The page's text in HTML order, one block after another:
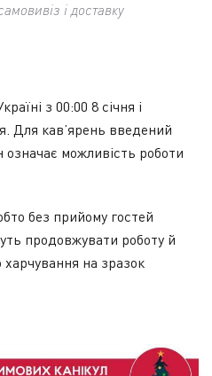
і доставку
з 00:00 8 січня і
Для кав’ярень введений
можливість роботи
без прийому гостей
продовжувати роботу й
харчування на зразок